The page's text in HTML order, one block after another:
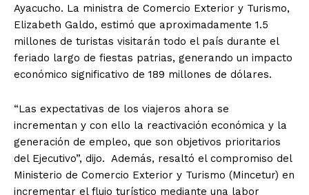
Ayacucho. La ministra de Comercio Exterior y Turismo,
Elizabeth Galdo, estimó que aproximadamente 1.5
millones de turistas visitarán todo el país durante el
feriado largo de fiestas patrias, generando un impacto
económico significativo de 189 millones de dólares.
“Las expectativas de los viajeros ahora se
incrementan y con ello la reactivación económica y la
generación de empleo, que son objetivos prioritarios
del Ejecutivo”, dijo. Además, resaltó el compromiso del
Ministerio de Comercio Exterior y Turismo (Mincetur) en
incrementar el flujo turístico mediante una labor